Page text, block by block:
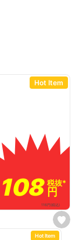
s
e
Hot Item
108
108税抜*
税抜*
円
円
116円(税込)
Hot Item